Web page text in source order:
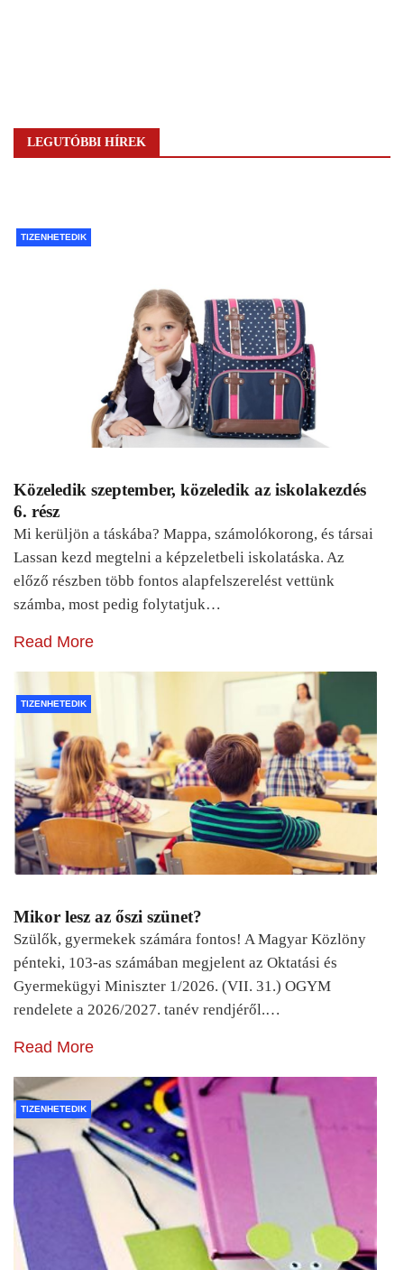
LEGUTÓBBI HÍREK
TIZENHETEDIK
Közeledik szeptember, közeledik az iskolakezdés
6. rész
Mi kerüljön a táskába? Mappa, számolókorong, és társai
Lassan kezd megtelni a képzeletbeli iskolatáska. Az
előző részben több fontos alapfelszerelést vettünk
számba, most pedig folytatjuk…
Read More
TIZENHETEDIK
Mikor lesz az őszi szünet?
Szülők, gyermekek számára fontos! A Magyar Közlöny
pénteki, 103-as számában megjelent az Oktatási és
Gyermekügyi Miniszter 1/2026. (VII. 31.) OGYM
rendelete a 2026/2027. tanév rendjéről.…
Read More
TIZENHETEDIK